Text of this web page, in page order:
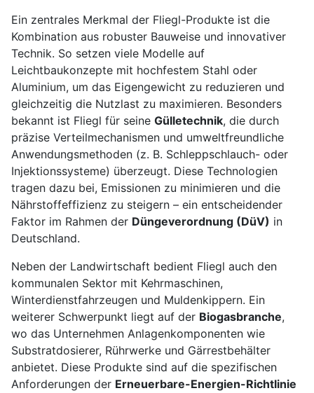
Ein zentrales Merkmal der Fliegl-Produkte ist die
Kombination aus robuster Bauweise und innovativer
Technik. So setzen viele Modelle auf
Leichtbaukonzepte mit hochfestem Stahl oder
Aluminium, um das Eigengewicht zu reduzieren und
gleichzeitig die Nutzlast zu maximieren. Besonders
bekannt ist Fliegl für seine Gülletechnik, die durch
präzise Verteilmechanismen und umweltfreundliche
Anwendungsmethoden (z. B. Schleppschlauch- oder
Injektionssysteme) überzeugt. Diese Technologien
tragen dazu bei, Emissionen zu minimieren und die
Nährstoffeffizienz zu steigern – ein entscheidender
Faktor im Rahmen der Düngeverordnung (DüV) in
Deutschland.
Neben der Landwirtschaft bedient Fliegl auch den
kommunalen Sektor mit Kehrmaschinen,
Winterdienstfahrzeugen und Muldenkippern. Ein
weiterer Schwerpunkt liegt auf der Biogasbranche,
wo das Unternehmen Anlagenkomponenten wie
Substratdosierer, Rührwerke und Gärrestbehälter
anbietet. Diese Produkte sind auf die spezifischen
Anforderungen der Erneuerbare-Energien-Richtlinie